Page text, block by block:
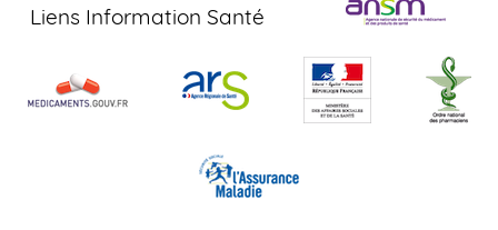
Liens Information Santé